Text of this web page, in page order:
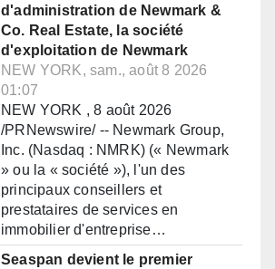
d'administration de Newmark &
Co. Real Estate, la société
d'exploitation de Newmark
NEW YORK, sam., août 8 2026
01:07
NEW YORK , 8 août 2026
/PRNewswire/ -- Newmark Group,
Inc. (Nasdaq : NMRK) (« Newmark
» ou la « société »), l'un des
principaux conseillers et
prestataires de services en
immobilier d'entreprise…
Seaspan devient le premier